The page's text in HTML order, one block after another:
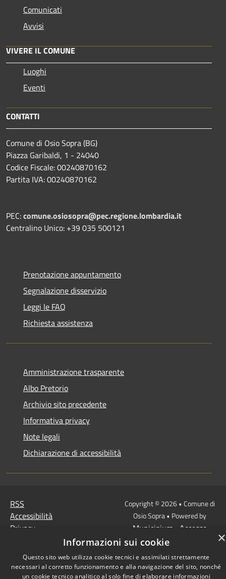
Comunicati
Avvisi
VIVERE IL COMUNE
Luoghi
Eventi
CONTATTI
Comune di Osio Sopra (BG)
Piazza Garibaldi, 1 - 24040
Codice Fiscale: 00240870162
Partita IVA: 00240870162
PEC:comune.osiosopra@pec.regione.lombardia.it
Centralino Unico: +39 035 500121
Prenotazione appuntamento
Segnalazione disservizio
Leggi le FAQ
Richiesta assistenza
Amministrazione trasparente
Albo Pretorio
Archivio sito precedente
Informativa privacy
Note legali
Dichiarazione di accessibilità
RSS
Accessibilità
Privacy
Mappa del sito
Copyright © 2026 • Comune di
Osio Sopra • Powered by
Municipium
Accesso
redazione
×
Informazioni sui cookie
Questo sito web utilizza cookie tecnici e assimilati strettamente
necessari al corretto funzionamento e alla navigazione del sito, nonché
un cookie tecnico analitico al solo fine di elaborare informazioni